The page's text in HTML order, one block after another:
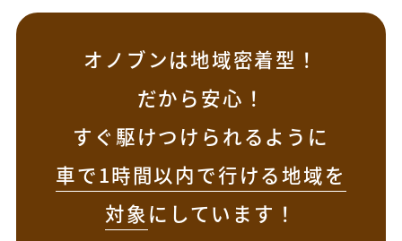
オノブンは地域密着型！
だから安心！
すぐ駆けつけられるように
車で1時間以内で行ける地域を
対象にしています！